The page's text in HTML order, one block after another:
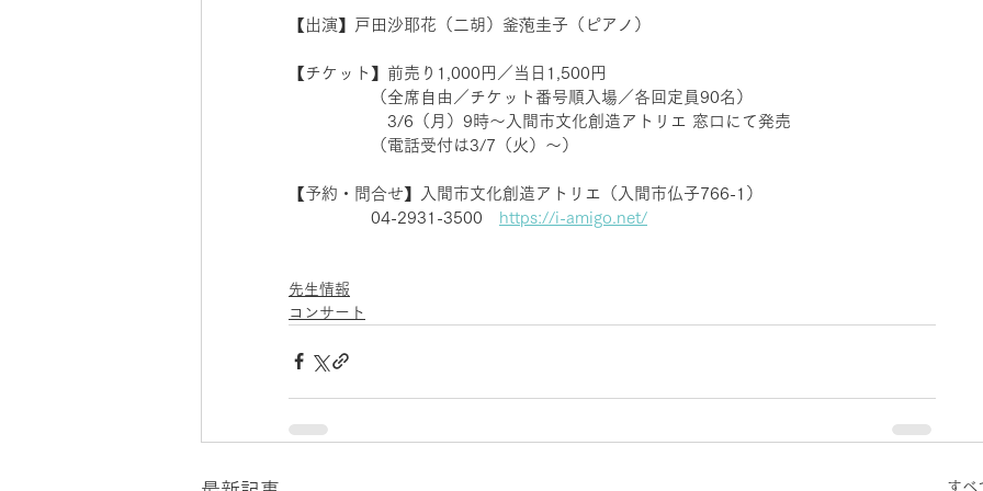
【出演】戸田沙耶花（二胡）釜萢圭子（ピアノ）
【チケット】前売り1,000円／当日1,500円
（全席自由／チケット番号順入場／各回定員90名）
3/6（月）9時〜入間市文化創造アトリエ 窓口にて発売
（電話受付は3/7（火）〜）
【予約・問合せ】入間市文化創造アトリエ（入間市仏子766-1）
04-2931-3500 https://i-amigo.net/
先生情報
コンサート
すべ